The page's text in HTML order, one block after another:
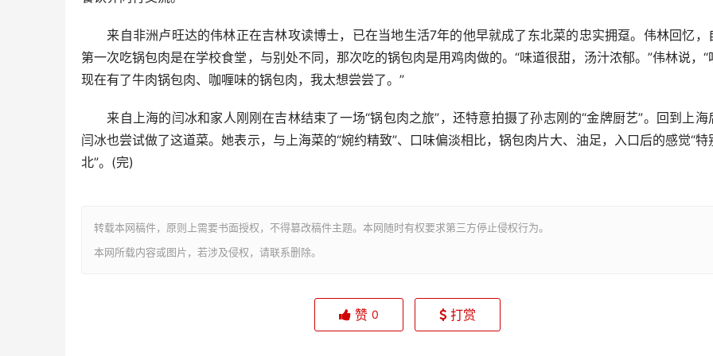
来自非洲卢旺达的伟林正在吉林攻读博士，已在当地生活7年的他早就成了东北菜的忠实拥趸。伟林回忆，
第一次吃锅包肉是在学校食堂，与别处不同，那次吃的锅包肉是用鸡肉做的。“味道很甜，汤汁浓郁。”伟林说，“
现在有了牛肉锅包肉、咖喱味的锅包肉，我太想尝尝了。”
来自上海的闫冰和家人刚刚在吉林结束了一场“锅包肉之旅”，还特意拍摄了孙志刚的“金牌厨艺”。回到上海
闫冰也尝试做了这道菜。她表示，与上海菜的“婉约精致”、口味偏淡相比，锅包肉片大、油足，入口后的感觉“特
北”。(完)
转载本网稿件，原则上需要书面授权，不得篡改稿件主题。本网随时有权要求第三方停止侵权行为。
本网所载内容或图片，若涉及侵权，请联系删除。
赞 0 打赏